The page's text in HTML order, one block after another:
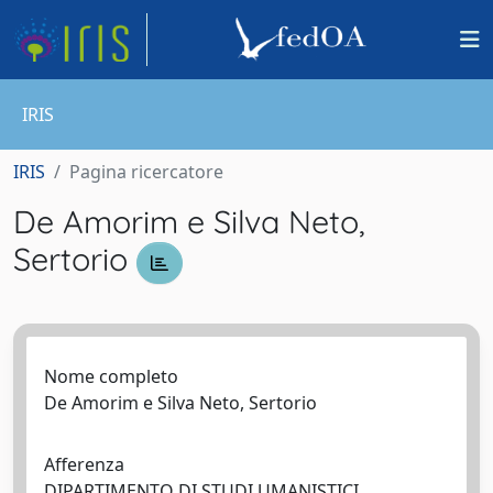
IRIS
IRIS Pagina ricercatore
De Amorim e Silva Neto,
Sertorio
Nome completo
De Amorim e Silva Neto, Sertorio
Afferenza